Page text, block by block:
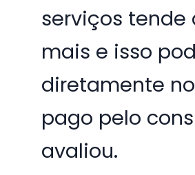
serviços tende
mais e isso
diretamente
pago pelo
avaliou.